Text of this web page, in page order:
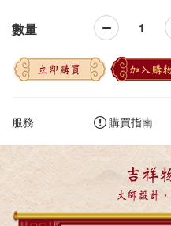
數量
立即購買 加入購
服務 購買指南
吉祥
大師設計